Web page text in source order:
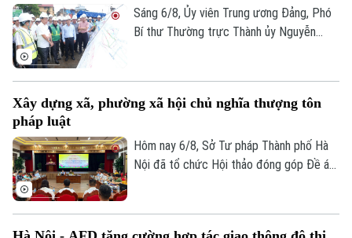
Chuyên mục
Thời sự
Sáng 6/8, Ủy viên Trung ương Đảng, Phó
Bí thư Thường trực Thành ủy Nguyễn
địa một số hạng mục quan trọng.
Xây dựng xã, phường xã hội chủ nghĩa thượng tôn
pháp luật
Hôm nay 6/8, Sở Tư pháp Thành phố Hà
Nội đã tổ chức Hội thảo đóng góp Đề án